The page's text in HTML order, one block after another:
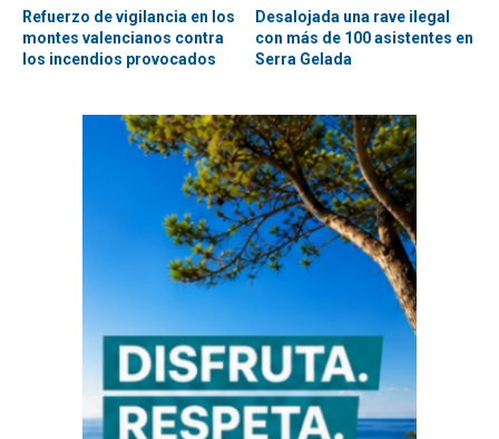
Refuerzo de vigilancia en los
montes valencianos contra
los incendios provocados
Desalojada una rave ilegal
con más de 100 asistentes en
Serra Gelada